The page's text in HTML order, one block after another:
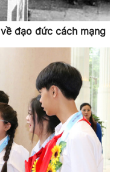
đạo đức cách mạng